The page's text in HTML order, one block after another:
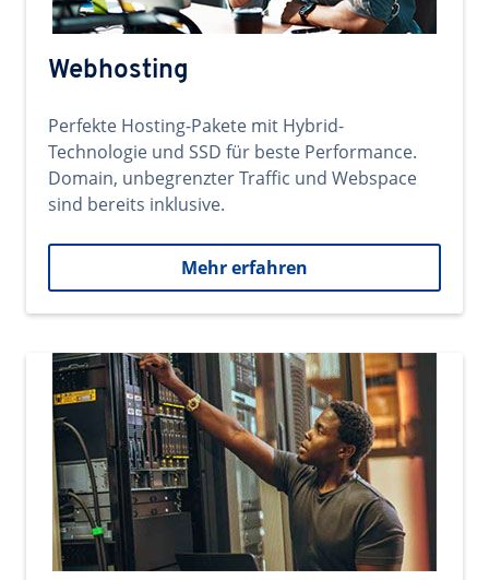
Webhosting
Perfekte Hosting-Pakete mit Hybrid-
Technologie und SSD für beste Performance.
Domain, unbegrenzter Traffic und Webspace
sind bereits inklusive.
Mehr erfahren